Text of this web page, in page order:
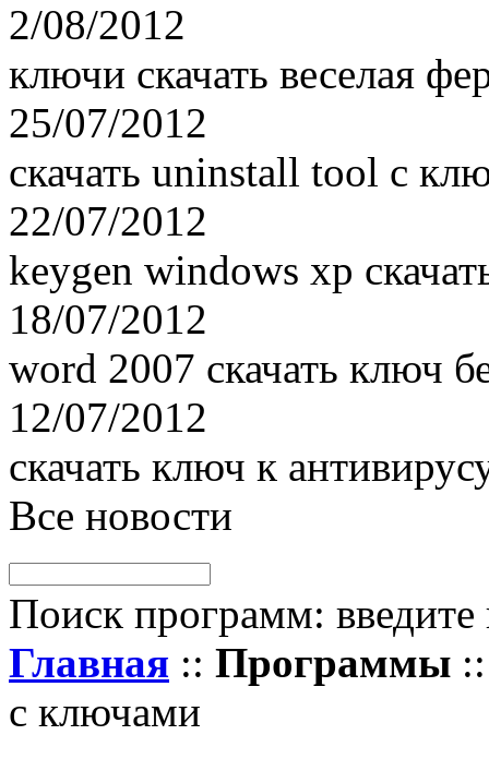
2/08/2012
ключи скачать веселая
25/07/2012
скачать uninstall tool с
22/07/2012
keygen windows xp
18/07/2012
word 2007 скачать ключ
12/07/2012
скачать ключ к
Все новости
Поиск программ: введите
Главная :: Программы
с ключами